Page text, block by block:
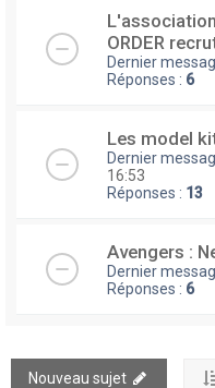
ORDER
Dernier
Réponses : 6
Les model
Dernier
16:53
Réponses : 13
Avengers :
Dernier
Réponses : 6
Nouveau sujet